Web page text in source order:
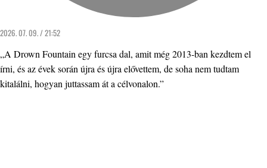
2026. 07. 09. / 21:52
„A Drown Fountain egy furcsa dal, amit még 2013-ban kezdtem el
írni, és az évek során újra és újra elővettem, de soha nem tudtam
kitalálni, hogyan juttassam át a célvonalon.”